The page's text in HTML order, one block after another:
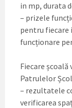
in mp, durata
– prizele
pentru fiecare
funcționare
Fiecare
Patrulelor
– rezultatele
verificarea